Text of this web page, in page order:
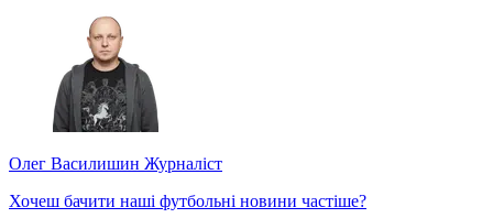
Олег Василишин Журналіст
Хочеш бачити наші футбольні новини частіше?